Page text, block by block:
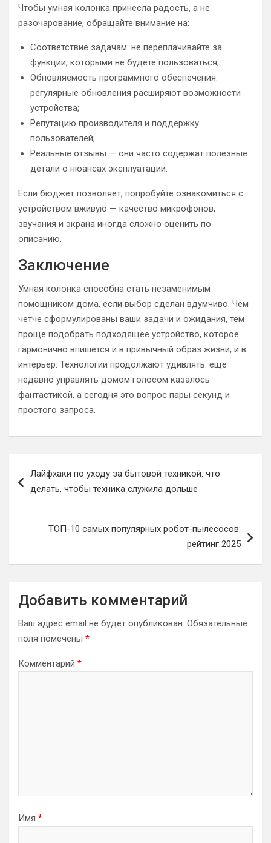
Чтобы умная колонка принесла радость, а не
разочарование, обращайте внимание на:
Соответствие задачам: не переплачивайте за
функции, которыми не будете пользоваться;
Обновляемость программного обеспечения:
регулярные обновления расширяют возможности
устройства;
Репутацию производителя и поддержку
пользователей;
Реальные отзывы — они часто содержат полезные
детали о нюансах эксплуатации.
Если бюджет позволяет, попробуйте ознакомиться с
устройством вживую — качество микрофонов,
звучания и экрана иногда сложно оценить по
описанию.
Заключение
Умная колонка способна стать незаменимым
помощником дома, если выбор сделан вдумчиво. Чем
четче сформулированы ваши задачи и ожидания, тем
проще подобрать подходящее устройство, которое
гармонично впишется и в привычный образ жизни, и в
интерьер. Технологии продолжают удивлять: ещё
недавно управлять домом голосом казалось
фантастикой, а сегодня это вопрос пары секунд и
простого запроса.
по
Лайфхаки по уходу за бытовой техникой: что
делать, чтобы техника служила дольше
ТОП-10 самых популярных робот-пылесосов:
рейтинг 2025
Добавить комментарий
Ваш адрес email не будет опубликован. Обязательные
поля помечены *
Комментарий *
Имя *